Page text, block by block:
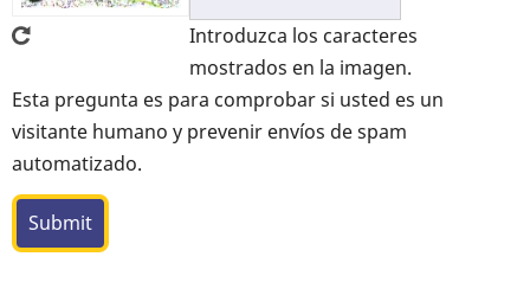
Introduzca los caracteres
mostrados en la imagen.
Esta pregunta es para comprobar si usted es un
visitante humano y prevenir envíos de spam
automatizado.